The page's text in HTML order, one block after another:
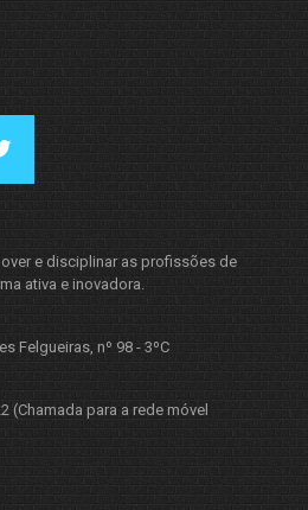
e disciplinar as profissões de
ativa e inovadora.
Felgueiras, nº 98 - 3ºC
(Chamada para a rede móvel